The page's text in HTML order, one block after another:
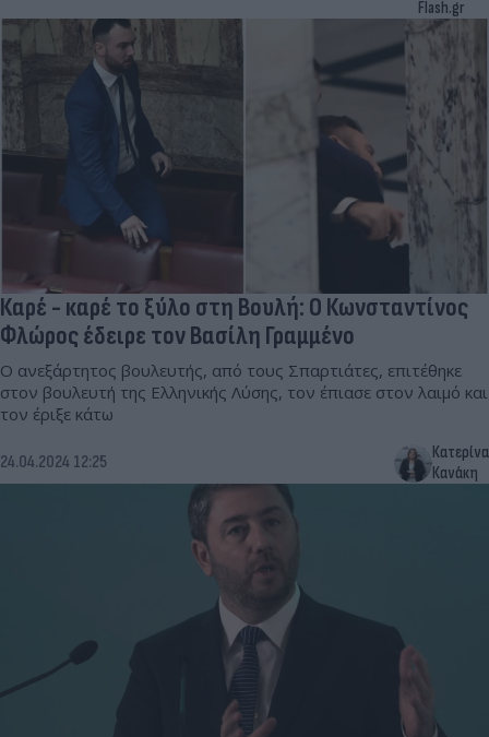
Flash.gr
Καρέ - καρέ το ξύλο στη Βουλή: Ο Κωνσταντίνος
Φλώρος έδειρε τον Βασίλη Γραμμένο
Ο ανεξάρτητος βουλευτής, από τους Σπαρτιάτες, επιτέθηκε
στον βουλευτή της Ελληνικής Λύσης, τον έπιασε στον λαιμό και
τον έριξε κάτω
24.04.2024 12:25
Κατερίνα
Κανάκη